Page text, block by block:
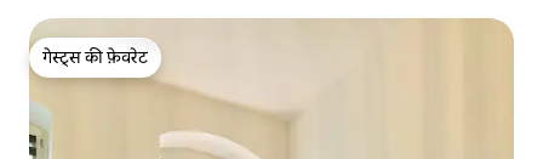
गेस्ट्स की फ़ेवरेट
गेस्ट्स की फ़ेवरेट